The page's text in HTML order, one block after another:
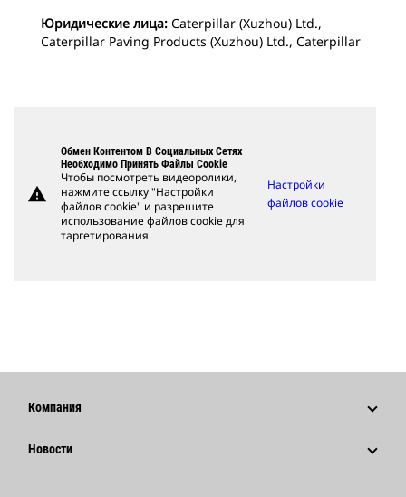
Юридические лица: Caterpillar (Xuzhou) Ltd.,
Caterpillar Paving Products (Xuzhou) Ltd., Caterpillar
warning
Обмен Контентом В Социальных Сетях
Необходимо Принять Файлы Cookie
Чтобы посмотреть видеоролики,
нажмите ссылку "Настройки
файлов cookie" и разрешите
использование файлов cookie для
таргетирования.
Настройки
файлов cookie
Компания
Стратегия
Новости